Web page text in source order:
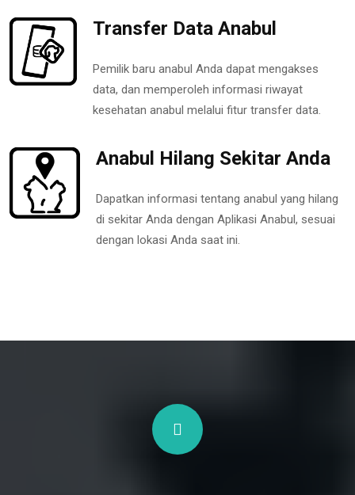
Transfer Data Anabul
Pemilik baru anabul Anda dapat mengakses
data, dan memperoleh informasi riwayat
kesehatan anabul melalui fitur transfer data.
Anabul Hilang Sekitar Anda
Dapatkan informasi tentang anabul yang hilang
di sekitar Anda dengan Aplikasi Anabul, sesuai
dengan lokasi Anda saat ini.